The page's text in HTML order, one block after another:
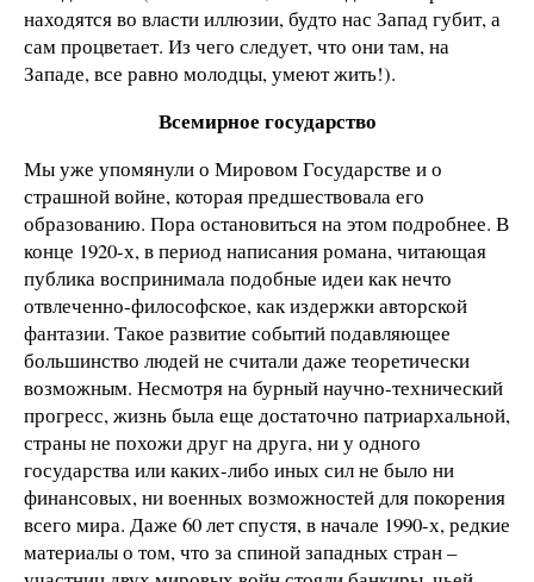
находятся во власти иллюзии, будто нас Запад губит, а
сам процветает. Из чего следует, что они там, на
Западе, все равно молодцы, умеют жить!).
Всемирное государство
Мы уже упомянули о Мировом Государстве и о
страшной войне, которая предшествовала его
образованию. Пора остановиться на этом подробнее. В
конце 1920-х, в период написания романа, читающая
публика воспринимала подобные идеи как нечто
отвлеченно-философское, как издержки авторской
фантазии. Такое развитие событий подавляющее
большинство людей не считали даже теоретически
возможным. Несмотря на бурный научно-технический
прогресс, жизнь была еще достаточно патриархальной,
страны не похожи друг на друга, ни у одного
государства или каких-либо иных сил не было ни
финансовых, ни военных возможностей для покорения
всего мира. Даже 60 лет спустя, в начале 1990-х, редкие
материалы о том, что за спиной западных стран –